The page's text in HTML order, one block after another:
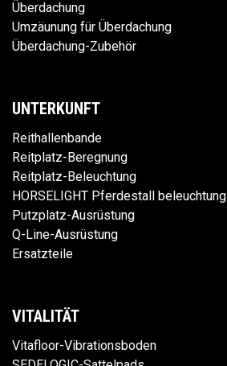
Überdachung
Umzäunung für Überdachung
Überdachung-Zubehör
UNTERKUNFT
Reithallenbande
Reitplatz-Beregnung
Reitplatz-Beleuchtung
HORSELIGHT Pferdestall beleuchtung
Putzplatz-Ausrüstung
Q-Line-Ausrüstung
Ersatzteile
VITALITÄT
Vitafloor-Vibrationsboden